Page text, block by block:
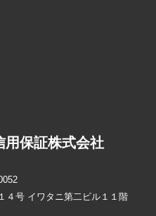
用保証株式会社
４号 イワタニ第二ビル１１階